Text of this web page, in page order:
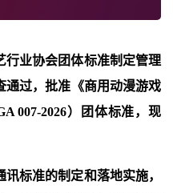
行业协会团体标准制定管理
通过，批准《商用动漫游戏
007-2026）团体标准，现
标准的制定和落地实施，